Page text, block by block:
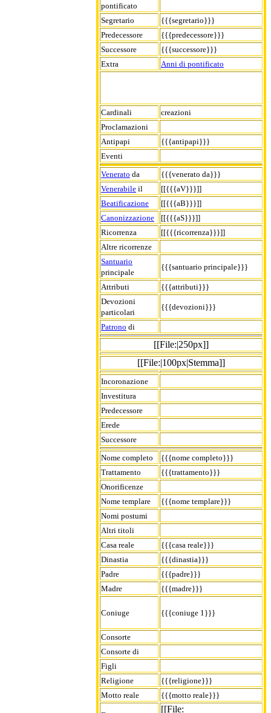
pontificato
Segretario
{{{segretario}}}
Predecessore
{{{predecessore}}}
Successore
{{{successore}}}
Extra
Anni di pontificato
Cardinali
creazioni
Proclamazioni
Antipapi
{{{antipapi}}}
Eventi
Venerato da
{{{venerato da}}}
Venerabile il
[[{{{aV}}}]]
Beatificazione
[[{{{aB}}}]]
Canonizzazione
[[{{{aS}}}]]
Ricorrenza
[[{{{ricorrenza}}}]]
Altre ricorrenze
Santuario
principale
{{{santuario principale}}}
Attributi
{{{attributi}}}
Devozioni
particolari
{{{devozioni}}}
Patrono di
[[File:|250px]]
[[File:|100px|Stemma]]
Incoronazione
Investitura
Predecessore
Erede
Successore
Nome completo
{{{nome completo}}}
Trattamento
{{{trattamento}}}
Onorificenze
Nome templare
{{{nome templare}}}
Nomi postumi
Altri titoli
Casa reale
{{{casa reale}}}
Dinastia
{{{dinastia}}}
Padre
{{{padre}}}
Madre
{{{madre}}}
Coniuge {{{coniuge 1}}}
Consorte
Consorte di
Figli
Religione
{{{religione}}}
Motto reale
{{{motto reale}}}
[[File: